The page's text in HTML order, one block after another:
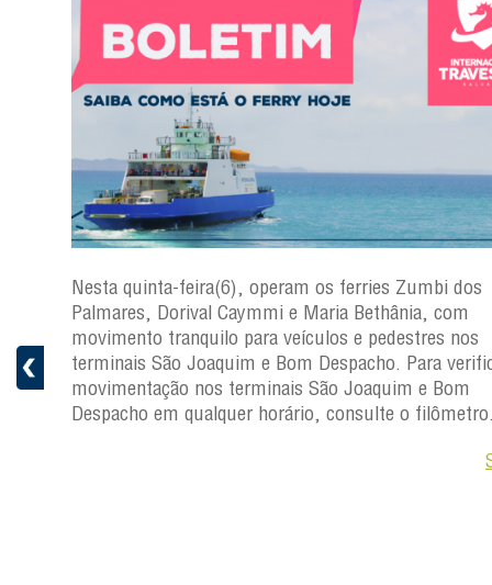
Nesta quinta-feira(6), operam os ferries Zumbi dos
Palmares, Dorival Caymmi e Maria Bethânia, com
movimento tranquilo para veículos e pedestres nos
terminais São Joaquim e Bom Despacho. Para
movimentação nos terminais São Joaquim e Bom
Despacho em qualquer horário, consulte o